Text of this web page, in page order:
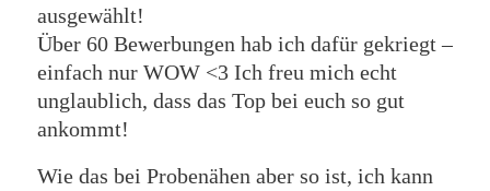
ausgewählt!
Über 60 Bewerbungen hab ich dafür gekriegt –
einfach nur WOW <3 Ich freu mich echt
unglaublich, dass das Top bei euch so gut
ankommt!
Wie das bei Probenähen aber so ist, ich kann